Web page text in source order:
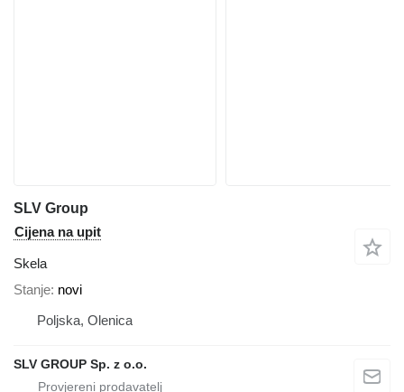
SLV Group
Cijena na upit
Skela
Stanje novi
Poljska, Olenica
SLV GROUP Sp. z o.o.